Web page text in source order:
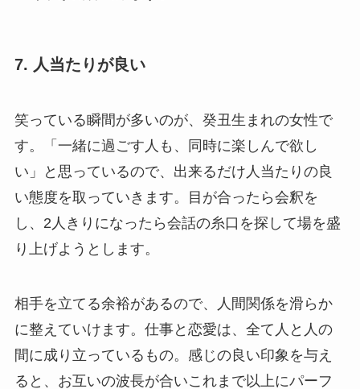
7. 人当たりが良い
笑っている瞬間が多いのが、癸丑生まれの女性で
す。「一緒に過ごす人も、同時に楽しんで欲し
い」と思っているので、出来るだけ人当たりの良
い態度を取っていきます。目が合ったら会釈を
し、2人きりになったら会話の糸口を探して場を盛
り上げようとします。
相手を立てる余裕があるので、人間関係を滑らか
に整えていけます。仕事と恋愛は、全て人と人の
間に成り立っているもの。感じの良い印象を与え
ると、お互いの波長が合いこれまで以上にパーフ